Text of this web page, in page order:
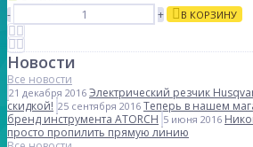
-
+ В КОРЗИНУ
Новости
Все новости
21 декабря 2016 Электрический резчик
скидкой! 25 сентября 2016 Теперь в нашем
бренд инструмента ATORCH 5 июня 2016
просто пропилить прямую линию